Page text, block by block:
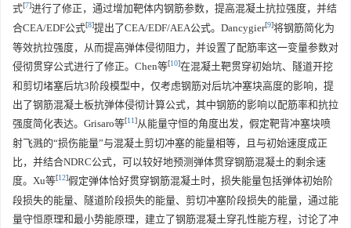
式[7]进行了修正，通过增加靶体内钢筋参数，提高混凝土抗拉强度，并结
合CEA/EDF公式[8]提出了CEA/EDF/AEA公式。Dancygier[9]将钢筋简化为
等效抗拉强度，从而提高弹体侵彻阻力，并设置了配筋率这一变量参数对
侵彻贯穿公式进行了修正。Chen等[10]在混凝土靶贯穿初始坑、隧道开挖
和剪切堵塞后坑3阶段模型中，仅考虑钢筋对后坑冲塞块高度的影响，提
出了钢筋混凝土板抗弹体侵彻计算公式，其中钢筋的影响以配筋率和抗拉
强度简化表达。Grisaro等[11]从能量守恒的角度出发，假定靶背冲塞块喷
射飞溅的“损伤能量”与混凝土剪切冲塞的能量相等，且与初始速度成正
比，并结合NDRC公式，可以较好地预测弹体贯穿钢筋混凝土的剩余速
度。Xu等[12]假定弹体恰好贯穿钢筋混凝土时，损失能量包括弹体初始阶
段损失的能量、隧道阶段损失的能量、剪切冲塞阶段损失的能量，通过能
量守恒原理和最小势能原理，建立了钢筋混凝土穿孔性能方程，讨论了冲